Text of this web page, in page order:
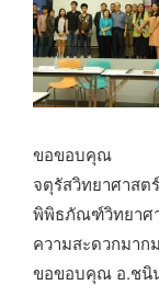
ขอขอบคุณ
จตุรัสวิทยาศาสต
พิพิธภัณฑ์วิทยาศ
ความสะดวกมาก
ขอขอบคุณ อ.ชนิ